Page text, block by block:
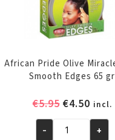
African Pride Olive
Smooth Edges 65 gr
€5.95
was:
€4.50
prijs
is:
incl.
African
- +